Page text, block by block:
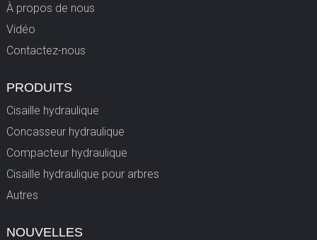
À propos de nous
Vidéo
Contactez-nous
PRODUITS
Cisaille hydraulique
Concasseur hydraulique
Compacteur hydraulique
Cisaille hydraulique pour arbres
Autres
NOUVELLES